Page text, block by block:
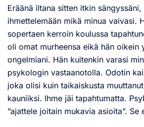
Eräänä iltana sitten itkin
ihmettelemään mikä minua vaivasi.
sopertaen kerroin koulussa
oli omat murheensa eikä hän oikein
ongelmiani. Hän kuitenkin varasi
psykologin vastaanotolla. Odotin
joka olisi kuin taikaiskusta
kauniiksi. Ihme jäi tapahtumatta.
”ajattele joitain mukavia asioita”. Se